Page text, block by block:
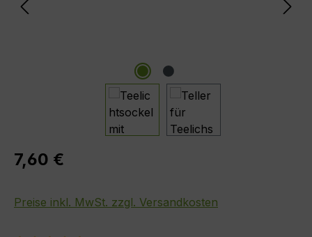
Regulärer Preis:
7,60 €
Preise inkl. MwSt. zzgl. Versandkosten